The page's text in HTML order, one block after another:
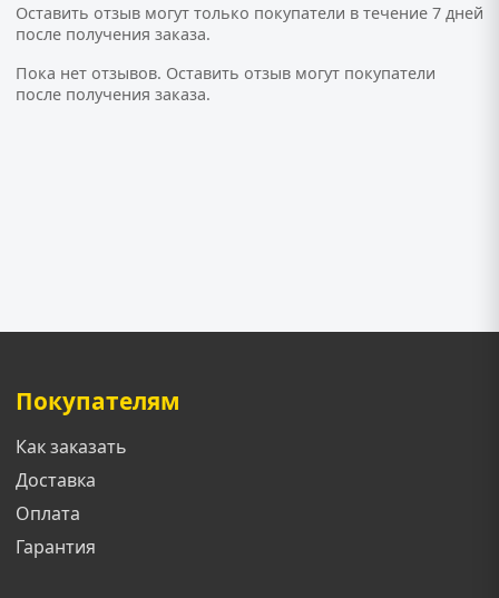
Оставить отзыв могут только покупатели в течение 7 дней
после получения заказа.
Пока нет отзывов. Оставить отзыв могут покупатели
после получения заказа.
Покупателям
Как заказать
Доставка
Оплата
Гарантия